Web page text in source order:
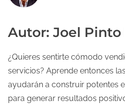
Autor: Joel Pinto
¿Quieres sentirte cómodo
servicios? Aprende entonces
ayudarán a construir potentes
para generar resultados